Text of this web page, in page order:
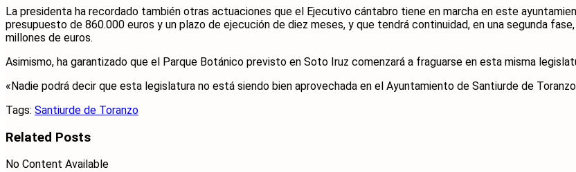
La presidenta ha recordado también otras actuaciones que el Ejecutivo cántabro tiene en marcha en este
presupuesto de 860.000 euros y un plazo de ejecución de diez meses, y que tendrá continuidad, en una segunda
millones de euros.
Asimismo, ha garantizado que el Parque Botánico previsto en Soto Iruz comenzará a fraguarse en esta misma
«Nadie podrá decir que esta legislatura no está siendo bien aprovechada en el Ayuntamiento de Santiurde de
Tags: Santiurde de Toranzo
Related Posts
No Content Available